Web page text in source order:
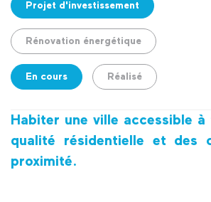
Projet d'investissement
Rénovation énergétique
En cours Réalisé
Habiter une ville accessible à
qualité résidentielle et des
proximité.